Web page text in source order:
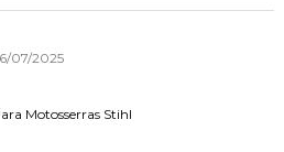
07/2025
Motosserras Stihl